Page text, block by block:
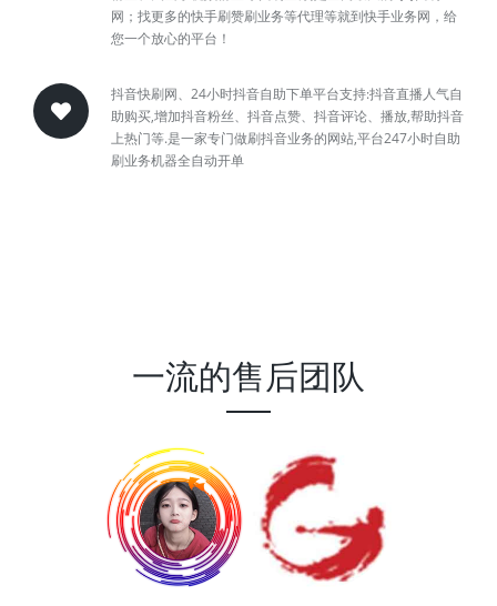
网；找更多的快手刷赞刷业务等代理等就到快手业务网，给
您一个放心的平台！
抖音快刷网、24小时抖音自助下单平台支持:抖音直播人气自
助购买,增加抖音粉丝、抖音点赞、抖音评论、播放,帮助抖音
上热门等.是一家专门做刷抖音业务的网站,平台247小时自助
刷业务机器全自动开单
一流的售后团队